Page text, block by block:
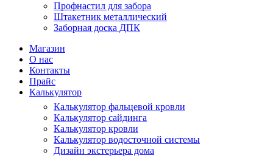
Профнастил для забора
Штакетник металлический
Заборная доска ДПК
Магазин
О нас
Контакты
Прайс
Калькулятор
Калькулятор фальцевой кровли
Калькулятор сайдинга
Калькулятор кровли
Калькулятор водосточной системы
Дизайн экстерьера дома